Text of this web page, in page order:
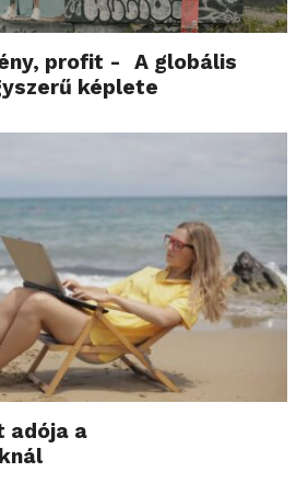
profit - A globális
képlete
adója a